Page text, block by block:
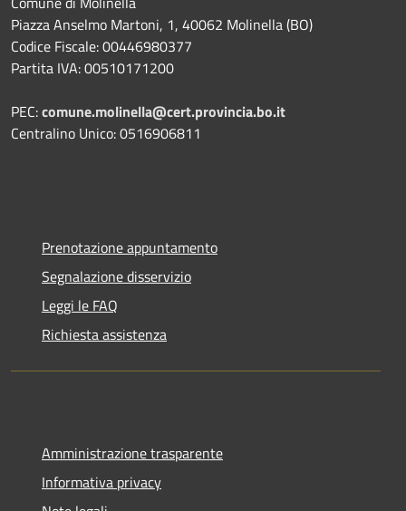
Piazza Anselmo Martoni, 1, 40062 Molinella (BO)
Codice Fiscale: 00446980377
Partita IVA: 00510171200
PEC:comune.molinella@cert.provincia.bo.it
Centralino Unico: 0516906811
Prenotazione appuntamento
Segnalazione disservizio
Leggi le FAQ
Richiesta assistenza
Amministrazione trasparente
Informativa privacy